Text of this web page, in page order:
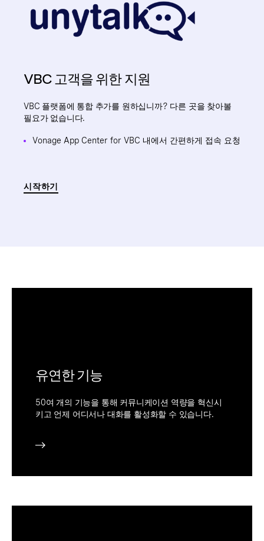
VBC 고객을 위한 지원
VBC 플랫폼에 통합 추가를 원하십니까? 다른 곳을 찾아볼
필요가 없습니다.
Vonage App Center for VBC 내에서 간편하게 접속 요청
시작하기
유연한 기능
50여 개의 기능을 통해 커뮤니케이션 역량을 혁신시
키고 언제 어디서나 대화를 활성화할 수 있습니다.